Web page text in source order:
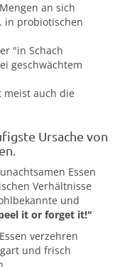
an sich
in probiotischen
"in Schach
geschwächtem
auch die
Ursache von
Essen
Verhältnisse
und
it or forget it!"
verzehren
und frisch